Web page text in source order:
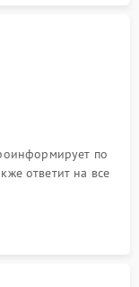
по
ответит на все